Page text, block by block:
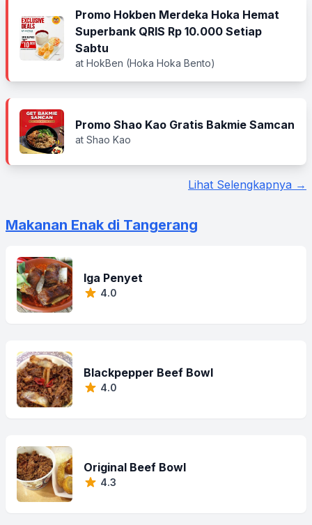
Promo Hokben Merdeka Hoka Hemat
Superbank QRIS Rp 10.000 Setiap
Sabtu
at HokBen (Hoka Hoka Bento)
Promo Shao Kao Gratis Bakmie Samcan
at Shao Kao
Lihat Selengkapnya →
Makanan Enak di Tangerang
Iga Penyet
4.0
Blackpepper Beef Bowl
4.0
Original Beef Bowl
4.3